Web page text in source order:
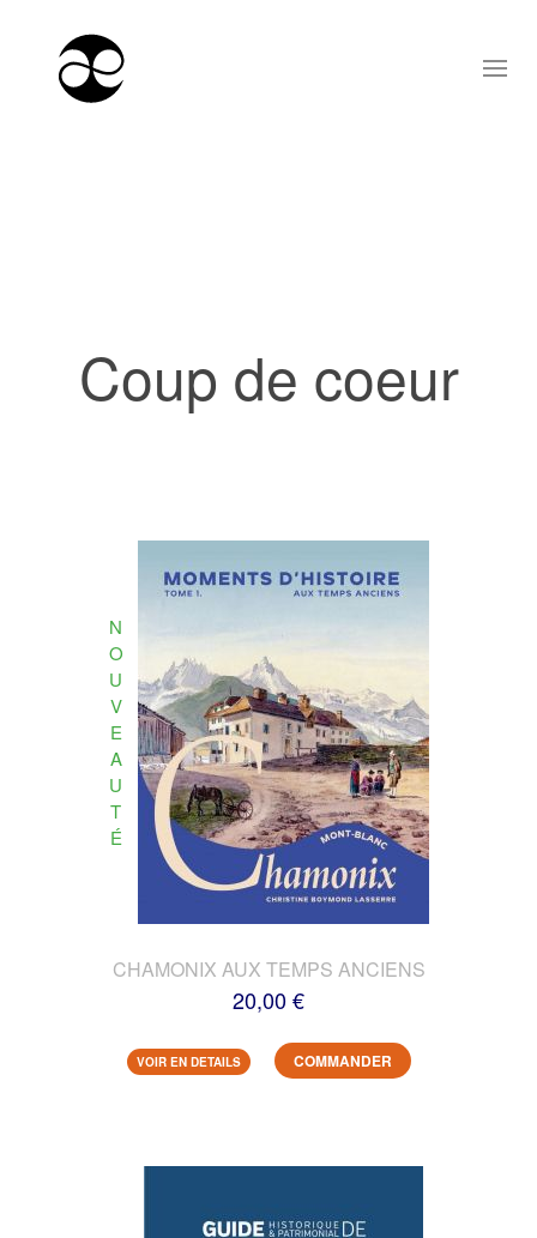
Coup de coeur
N
O
U
V
E
A
U
T
É
CHAMONIX AUX TEMPS ANCIENS
20,00 €
VOIR EN DETAILS COMMANDER